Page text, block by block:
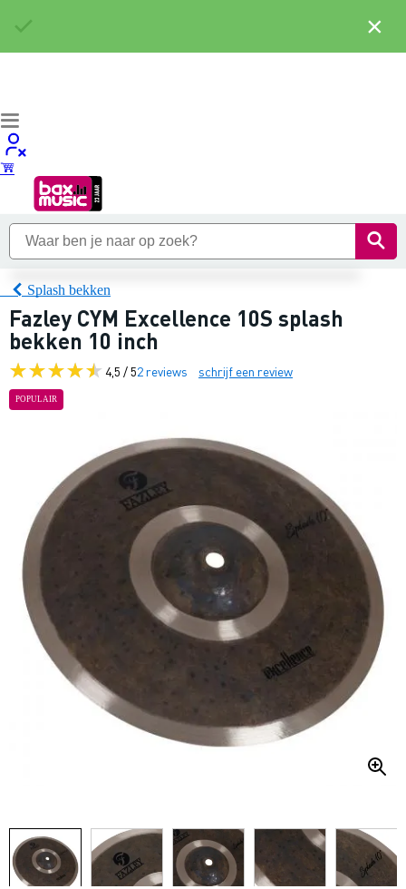
Splash bekken
Fazley CYM Excellence 10S splash
bekken 10 inch
4,5 / 52 reviews schrijf een review
POPULAIR
×